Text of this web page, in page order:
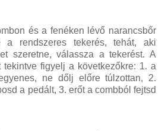
és a fenéken lévő narancsbőr
a rendszeres tekerés, tehát, aki
szeretne, válassza a tekerést. A
tekintve figyelj a következőkre: 1. a
ne dőlj előre túlzottan, 2.
a pedált, 3. erőt a combból fejtsd